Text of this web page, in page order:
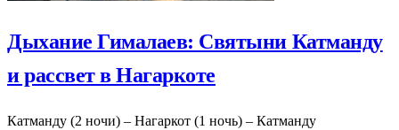
Дыхание Гималаев: Святыни Катманду
и рассвет в Нагаркоте
Катманду (2 ночи) – Нагаркот (1 ночь) – Катманду